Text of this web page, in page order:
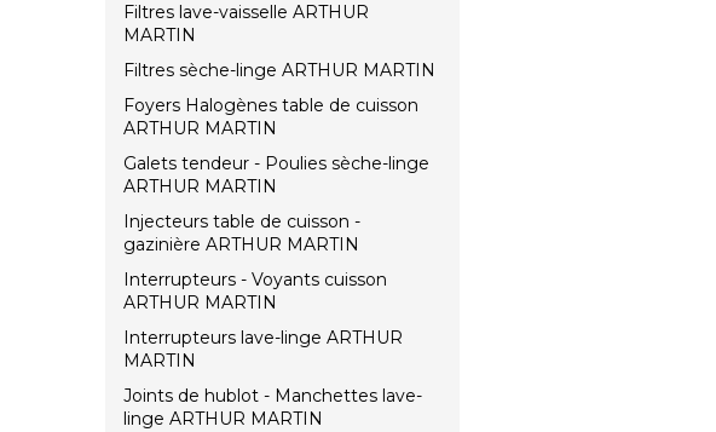
Filtres lave-vaisselle ARTHUR
MARTIN
Filtres sèche-linge ARTHUR MARTIN
Foyers Halogènes table de cuisson
ARTHUR MARTIN
Galets tendeur - Poulies sèche-linge
ARTHUR MARTIN
Injecteurs table de cuisson -
gazinière ARTHUR MARTIN
Interrupteurs - Voyants cuisson
ARTHUR MARTIN
Interrupteurs lave-linge ARTHUR
MARTIN
Joints de hublot - Manchettes lave-
linge ARTHUR MARTIN